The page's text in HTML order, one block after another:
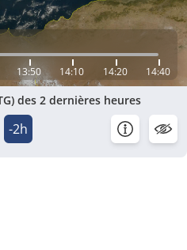
13:50 14:10 14:20 14:40
des 2 dernières heures
-2h